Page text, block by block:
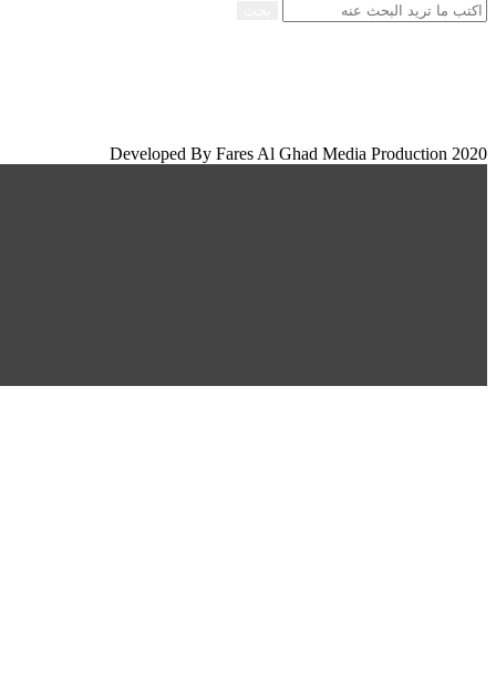
Developed By Fares Al Ghad Media Production 2020